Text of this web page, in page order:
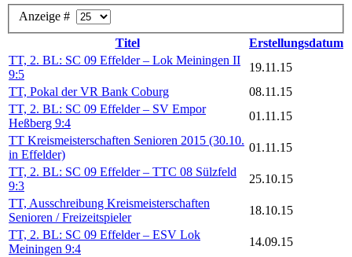
Anzeige #
Titel
Erstellungsdatum
TT, 2. BL: SC 09 Effelder – Lok Meiningen II
9:5
19.11.15
TT, Pokal der VR Bank Coburg
08.11.15
TT, 2. BL: SC 09 Effelder – SV Empor
Heßberg 9:4
01.11.15
TT Kreismeisterschaften Senioren 2015 (30.10.
in Effelder)
01.11.15
TT, 2. BL: SC 09 Effelder – TTC 08 Sülzfeld
9:3
25.10.15
TT, Ausschreibung Kreismeisterschaften
Senioren / Freizeitspieler
18.10.15
TT, 2. BL: SC 09 Effelder – ESV Lok
Meiningen 9:4
14.09.15